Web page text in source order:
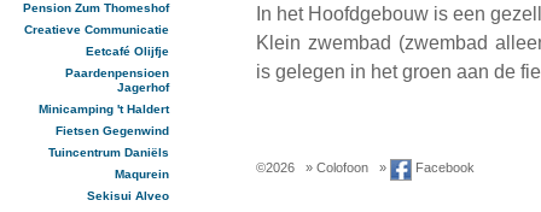
Pension Zum Thomeshof
Creatieve Communicatie
Eetcafé Olijfje
Paardenpensioen
Jagerhof
Minicamping 't Haldert
Fietsen Gegenwind
Tuincentrum Daniëls
Maqurein
Sekisui Alveo
In het Hoofdgebouw is een
Klein zwembad (zwembad
is gelegen in het groen aan de
©2026 » Colofoon » Facebook